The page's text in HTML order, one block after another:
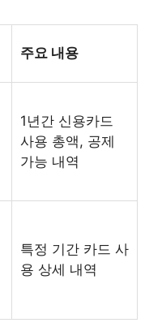
주요 내용
1년간 신용카드
사용 총액, 공제
가능 내역
특정 기간 카드 사
용 상세 내역